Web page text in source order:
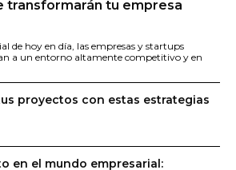
transformarán tu empresa
de hoy en día, las empresas y startups
a un entorno altamente competitivo y en
proyectos con estas estrategias
en el mundo empresarial: